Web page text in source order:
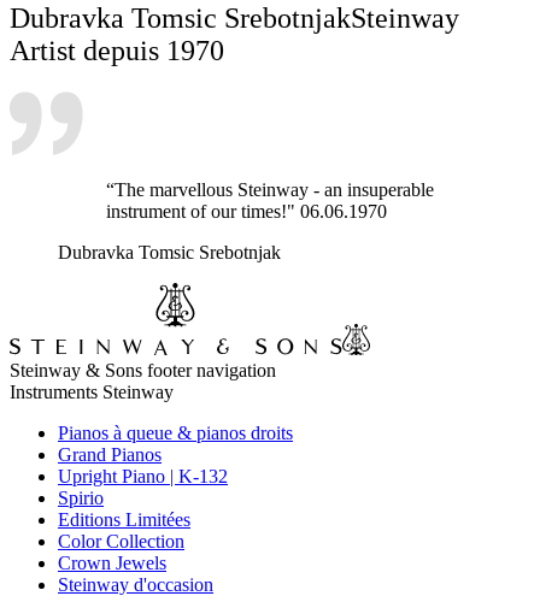
Dubravka Tomsic SrebotnjakSteinway
Artist depuis 1970
“The marvellous Steinway - an insuperable
instrument of our times!" 06.06.1970
Dubravka Tomsic Srebotnjak
Steinway & Sons footer navigation
Instruments Steinway
Pianos à queue & pianos droits
Grand Pianos
Upright Piano | K-132
Spirio
Editions Limitées
Color Collection
Crown Jewels
Steinway d'occasion